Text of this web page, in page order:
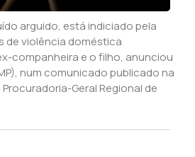
arguido, está indiciado pela
de violência doméstica
companheira e o filho, anunciou
num comunicado publicado na
Geral Regional de